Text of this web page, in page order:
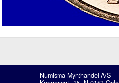
Numisma Mynthandel A/S